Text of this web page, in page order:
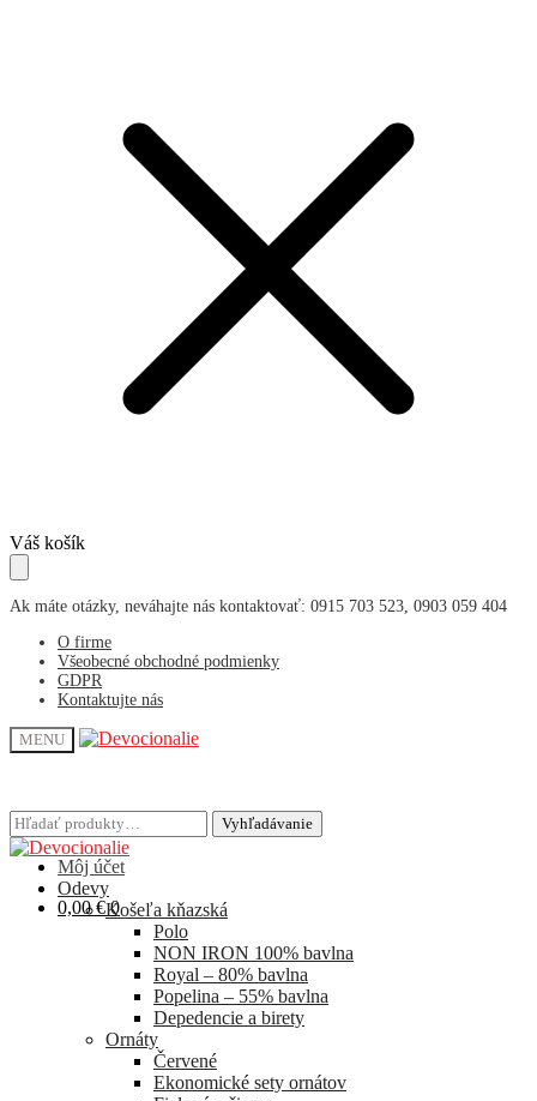
Skip
to
navigation
Skip
to
content
Váš košík
Ak máte otázky, neváhajte nás kontaktovať: 0915 703 523, 0903 059 404
O firme
Všeobecné obchodné podmienky
GDPR
Kontaktujte nás
MENU
Hľadať: Vyhľadávanie
Môj účet
0,00€ 0
Hľadať: Vyhľadávanie
Odevy
Košeľa kňazská
Polo
NON IRON 100% bavlna
Royal – 80% bavlna
Popelina – 55% bavlna
Depedencie a birety
Ornáty
Červené
Ekonomické sety ornátov